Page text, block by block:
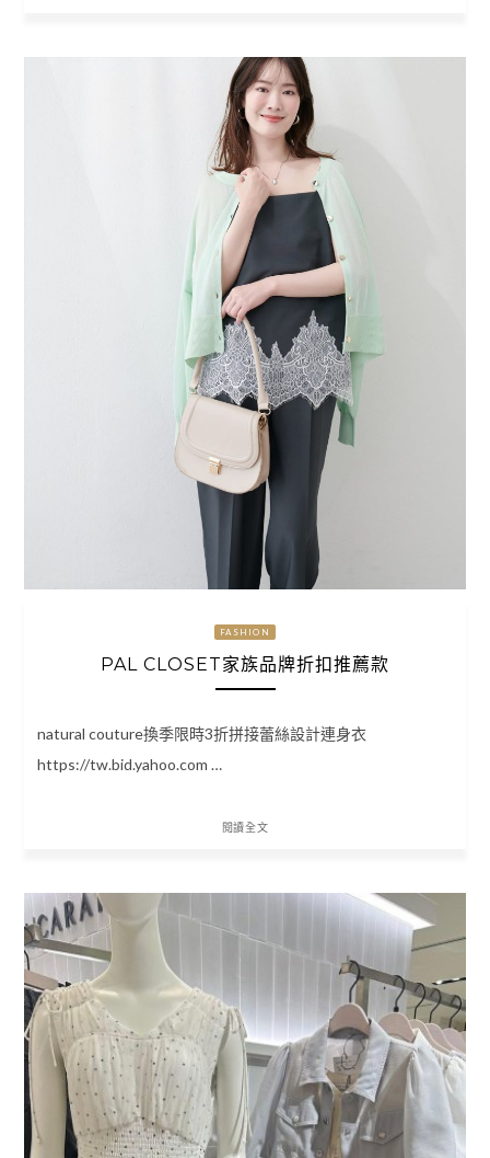
FASHION
PAL CLOSET家族品牌折扣推薦款
natural couture換季限時3折拼接蕾絲設計連身衣
https://tw.bid.yahoo.com …
閱讀全文